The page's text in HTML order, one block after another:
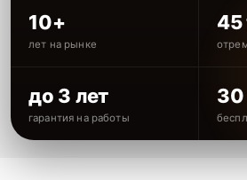
10+
лет на рынке
45
до 3 лет
гарантия на работы
30